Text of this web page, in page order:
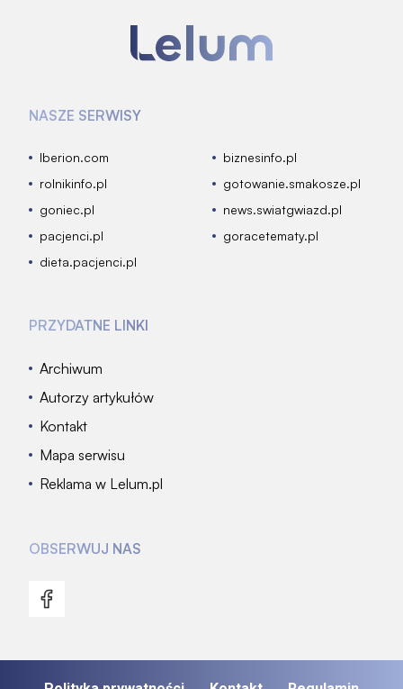
NASZE SERWISY
Iberion.com
biznesinfo.pl
rolnikinfo.pl
gotowanie.smakosze.pl
goniec.pl
news.swiatgwiazd.pl
pacjenci.pl
goracetematy.pl
dieta.pacjenci.pl
PRZYDATNE LINKI
Archiwum
Autorzy artykułów
Kontakt
Mapa serwisu
Reklama w Lelum.pl
OBSERWUJ NAS